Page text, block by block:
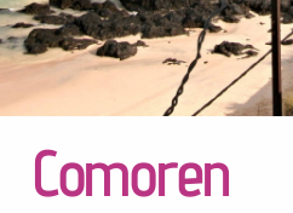
Comoren